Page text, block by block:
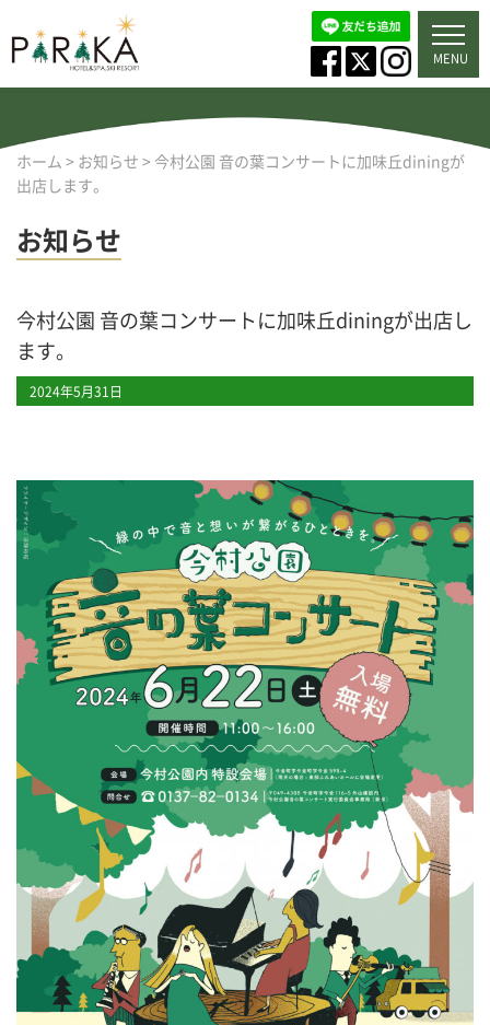
MENU
ホーム > お知らせ > 今村公園 音の葉コンサートに加味丘diningが
出店します。
お知らせ
今村公園 音の葉コンサートに加味丘diningが出店し
ます。
2024年5月31日